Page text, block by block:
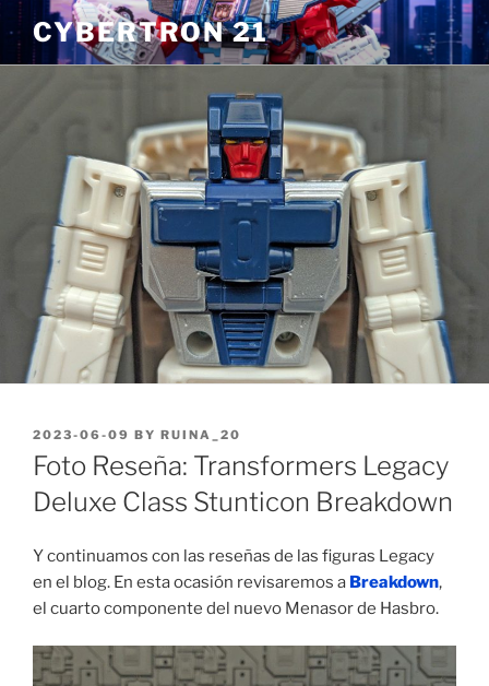
Skip
to
content
CYBERTRON 21
POSTED
ON
2023-06-09 BY RUINA_20
Foto Reseña: Transformers Legacy
Deluxe Class Stunticon Breakdown
Y continuamos con las reseñas de las figuras Legacy
en el blog. En esta ocasión revisaremos a Breakdown,
el cuarto componente del nuevo Menasor de Hasbro.